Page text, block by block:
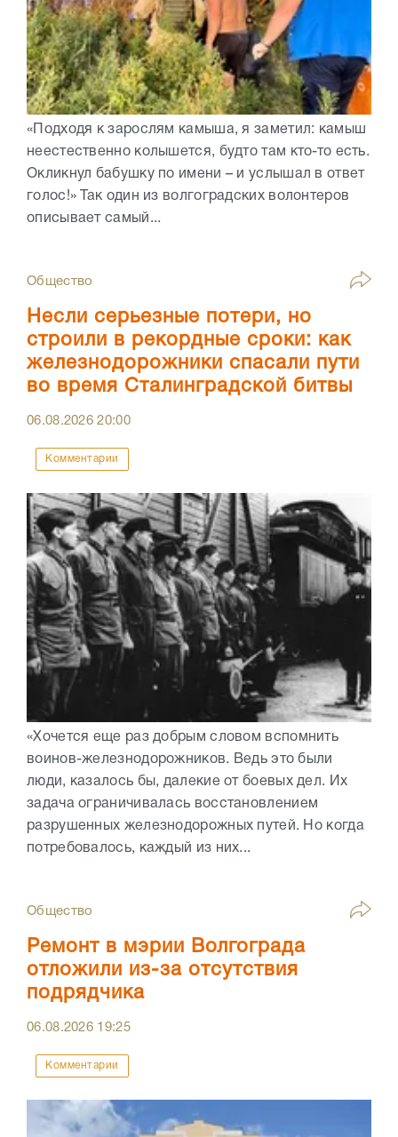
«Подходя к зарослям камыша, я заметил: камыш
неестественно колышется, будто там кто-то есть.
Окликнул бабушку по имени – и услышал в ответ
голос!» Так один из волгоградских волонтеров
описывает самый...
Общество
Несли серьезные потери, но
строили в рекордные сроки: как
железнодорожники спасали пути
во время Сталинградской битвы
06.08.202620:00
Комментарии
«Хочется еще раз добрым словом вспомнить
воинов-железнодорожников. Ведь это были
люди, казалось бы, далекие от боевых дел. Их
задача ограничивалась восстановлением
разрушенных железнодорожных путей. Но когда
потребовалось, каждый из них...
Общество
Ремонт в мэрии Волгограда
отложили из-за отсутствия
подрядчика
06.08.2026 19:25
Комментарии